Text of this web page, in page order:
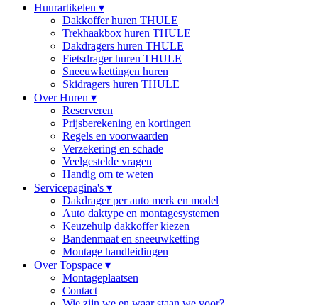
Huurartikelen ▾
Dakkoffer huren THULE
Trekhaakbox huren THULE
Dakdragers huren THULE
Fietsdrager huren THULE
Sneeuwkettingen huren
Skidragers huren THULE
Over Huren ▾
Reserveren
Prijsberekening en kortingen
Regels en voorwaarden
Verzekering en schade
Veelgestelde vragen
Handig om te weten
Servicepagina's ▾
Dakdrager per auto merk en model
Auto daktype en montagesystemen
Keuzehulp dakkoffer kiezen
Bandenmaat en sneeuwketting
Montage handleidingen
Over Topspace ▾
Montageplaatsen
Contact